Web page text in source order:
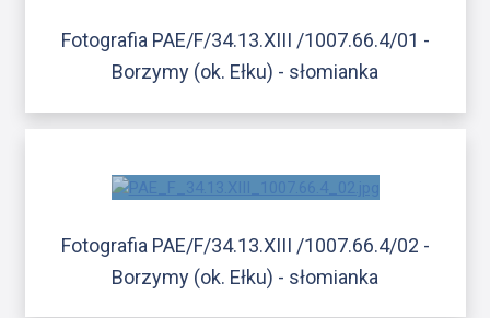
Fotografia PAE/F/34.13.XIII /1007.66.4/01 -
Borzymy (ok. Ełku) - słomianka
Fotografia PAE/F/34.13.XIII /1007.66.4/02 -
Borzymy (ok. Ełku) - słomianka